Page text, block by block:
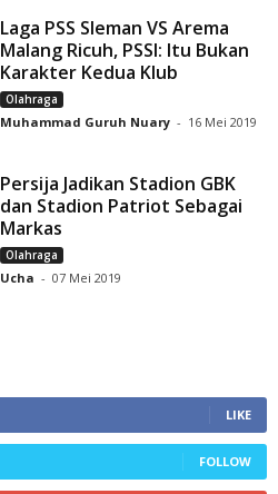
Laga PSS Sleman VS Arema
Malang Ricuh, PSSI: Itu Bukan
Karakter Kedua Klub
Olahraga
Muhammad Guruh Nuary - 16 Mei 2019
Persija Jadikan Stadion GBK
dan Stadion Patriot Sebagai
Markas
Olahraga
Ucha - 07 Mei 2019
LIKE
FOLLOW